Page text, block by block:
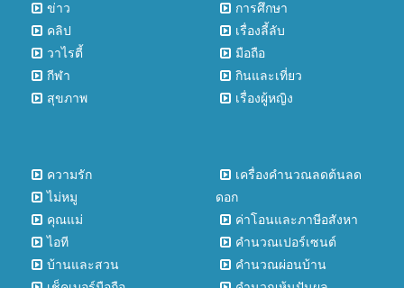
ข่าว
คลิป
วาไรตี้
กีฬา
สุขภาพ
การศึกษา
เรื่องลี้ลับ
มือถือ
กินและเที่ยว
เรื่องผู้หญิง
ความรัก
ไม่หมู
คุณแม่
ไอที
บ้านและสวน
เครื่องคำนวณลดต้นลด
ดอก
ค่าโอนและภาษีอสังหา
คำนวณเปอร์เซนต์
คำนวณผ่อนบ้าน